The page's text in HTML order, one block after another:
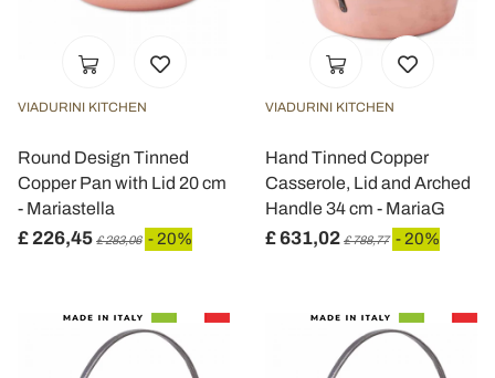
VIADURINI KITCHEN
Round Design Tinned
Copper Pan with Lid 20 cm
- Mariastella
£ 226,45 £ 283,06 - 20%
VIADURINI KITCHEN
Hand Tinned Copper
Casserole, Lid and Arched
Handle 34 cm - MariaG
£ 631,02 £ 788,77 - 20%